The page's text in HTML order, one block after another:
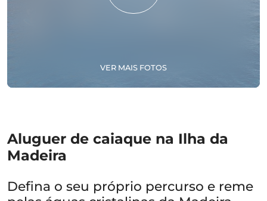
VER MAIS FOTOS
Aluguer de caiaque na Ilha da
Madeira
Defina o seu próprio percurso e reme